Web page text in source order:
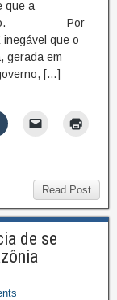
que a
ao povo. Por
que o
gerada em
[…]
Read Post
de se